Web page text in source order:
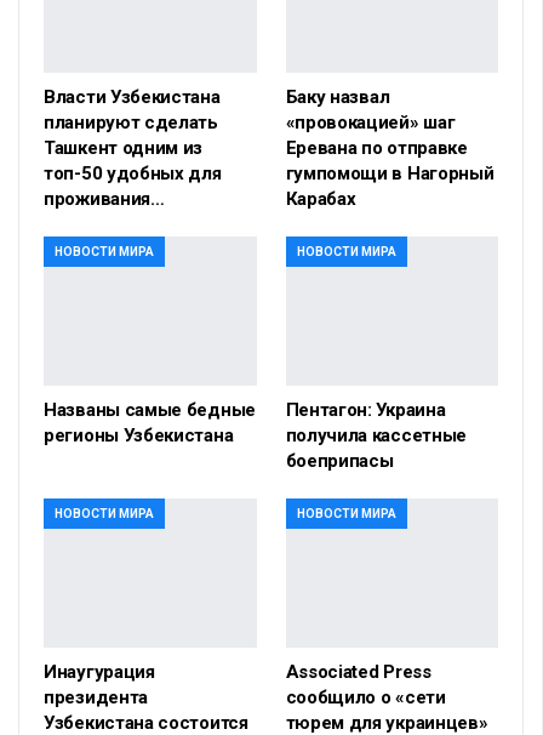
Власти Узбекистана
планируют сделать
Ташкент одним из
топ-50 удобных для
проживания…
Баку назвал
«провокацией» шаг
Еревана по отправке
гумпомощи в Нагорный
Карабах
НОВОСТИ МИРА
Названы самые бедные
регионы Узбекистана
НОВОСТИ МИРА
Пентагон: Украина
получила кассетные
боеприпасы
НОВОСТИ МИРА
Инаугурация
президента
Узбекистана состоится
НОВОСТИ МИРА
Associated Press
сообщило о «сети
тюрем для украинцев»